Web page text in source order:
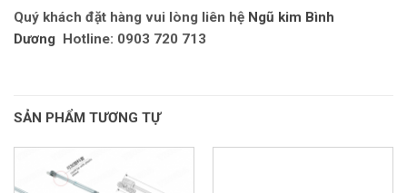
Quý khách đặt hàng vui lòng liên hệ Ngũ kim Bình
Dương Hotline: 0903 720 713
SẢN PHẨM TƯƠNG TỰ